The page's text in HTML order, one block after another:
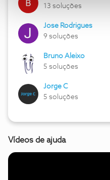
13 soluções
Jose Rodrigues
9 soluções
Bruno Aleixo
5 soluções
Jorge C
5 soluções
Vídeos de ajuda